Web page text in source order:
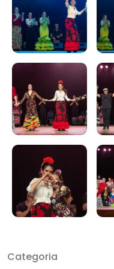
Categoria